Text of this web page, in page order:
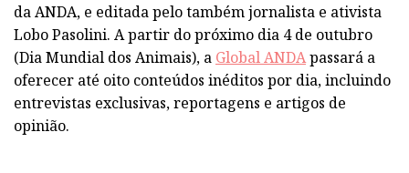
da ANDA, e editada pelo também jornalista e ativista
Lobo Pasolini. A partir do próximo dia 4 de outubro
(Dia Mundial dos Animais), a Global ANDApassará a
oferecer até oito conteúdos inéditos por dia, incluindo
entrevistas exclusivas, reportagens e artigos de
opinião.